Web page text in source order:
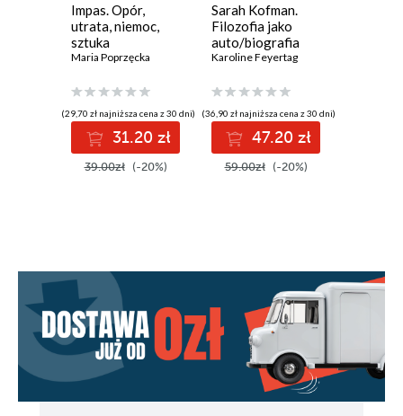
Impas. Opór,
utrata, niemoc,
sztuka
Maria Poprzęcka
(29,70 zł najniższa cena z 30 dni)
31.20 zł
39.00zł (-20%)
Sarah Kofman.
Filozofia jako
auto/biografia
Karoline Feyertag
(36,90 zł najniższa cena z 30 dni)
47.20 zł
59.00zł (-20%)